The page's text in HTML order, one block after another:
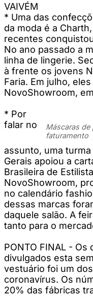
VAIVÉM
* Uma das
da moda é a
recentes
No ano passado a
linha de lingerie.
à frente os jovens
Faria. Em julho,
NovoShowroom,
Máscaras de
faturamento
* Por
falar no
assunto, uma
Gerais apoiou a
Brasileira de
NovoShowroom,
no calendário
dessas marcas
daquele salão. A
tanto para o
PONTO FINAL - Os
divulgados esta
vestuário foi um
coronavírus. Os
20% das fábricas